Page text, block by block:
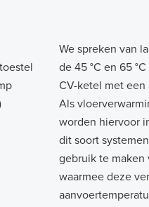
We spreken van
de 45 °C en 65
CV-ketel met een
Als
worden hiervoor
dit soort
gebruik te maken
waarmee deze